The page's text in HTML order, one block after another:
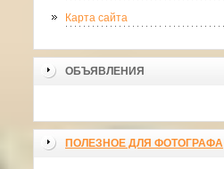
Карта сайта
ОБЪЯВЛЕНИЯ
ПОЛЕЗНОЕ ДЛЯ ФОТОГРАФА